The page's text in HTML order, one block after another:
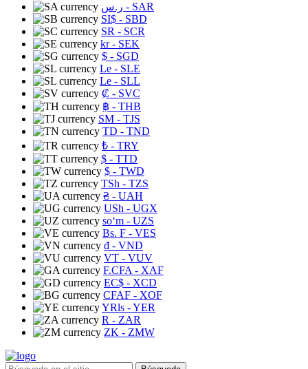
ر.س - SAR
SI$ - SBD
SR - SCR
kr- SEK
$ - SGD
Le - SLE
Le - SLL
₡ - SVC
฿ - THB
ЅМ - TJS
TD - TND
₺ - TRY
$ - TTD
$ - TWD
TSh - TZS
₴ - UAH
USh - UGX
soʻm - UZS
Bs. F - VES
₫ - VND
VT - VUV
F.CFA - XAF
EC$ - XCD
CFAF - XOF
YRls - YER
R - ZAR
ZK - ZMW